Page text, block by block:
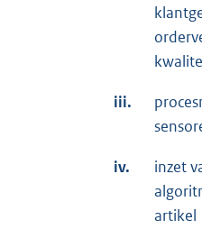
iii.
iv.
inzet
artikel